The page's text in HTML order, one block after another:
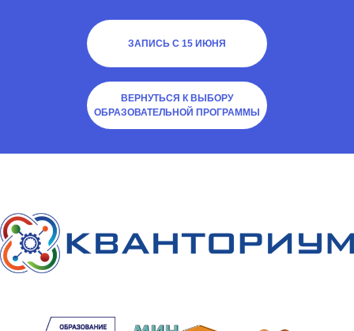
ЗАПИСЬ С 15 ИЮНЯ
ВЕРНУТЬСЯ К ВЫБОРУ
ОБРАЗОВАТЕЛЬНОЙ ПРОГРАММЫ